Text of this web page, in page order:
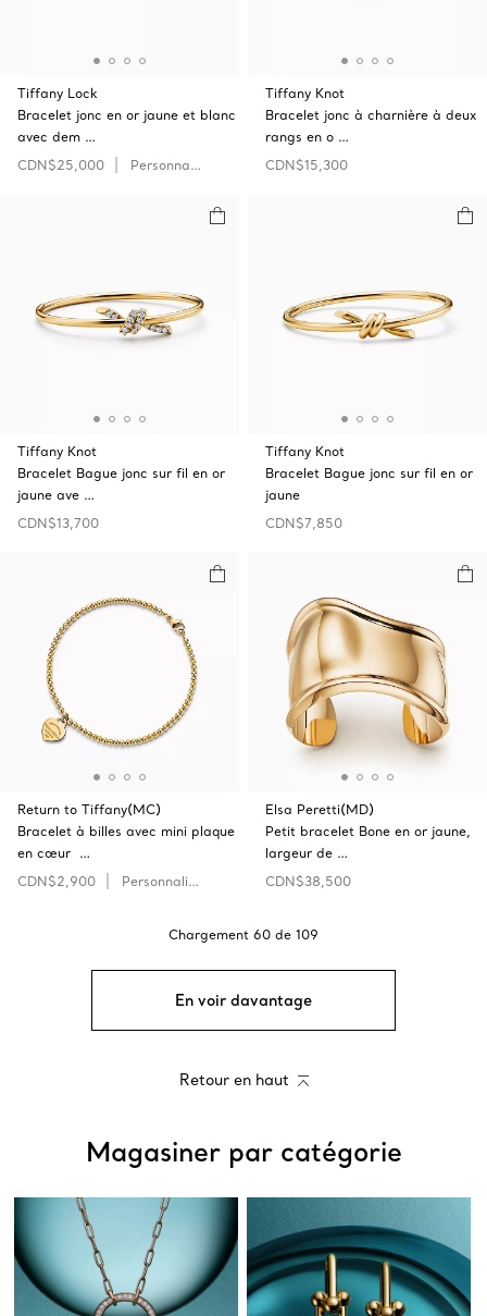
Tiffany Lock
Bracelet jonc en or jaune et blanc
avec dem …
CDN$25,000
Personnaliser
Tiffany Knot
Bracelet jonc à charnière à deux
rangs en o …
CDN$15,300
Tiffany Knot
Bracelet Bague jonc sur fil en or
jaune ave …
CDN$13,700
Tiffany Knot
Bracelet Bague jonc sur fil en or
jaune
CDN$7,850
Return to Tiffany(MC)
Bracelet à billes avec mini plaque
en cœur …
CDN$2,900
Personnaliser
Elsa Peretti(MD)
Petit bracelet Bone en or jaune,
largeur de …
CDN$38,500
Chargement 60 de 109
En voir davantage
Retour en haut
Magasiner par catégorie